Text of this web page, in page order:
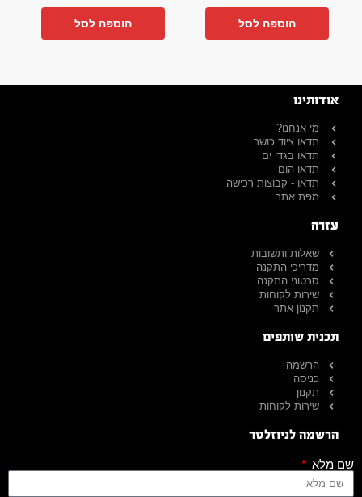
הוספה לסל הוספה לסל
אודותינו
מי אנחנו?
תדאו ציוד כושר
תדאו בגדי ים
תדאו הום
תדאו - קבוצות רכישה
מפת אתר
עזרה
שאלות ותשובות
מדריכי התקנה
סרטוני התקנה
שירות לקוחות
תקנון אתר
תכנית שותפים
הרשמה
כניסה
תקנון
שירות לקוחות
הרשמה לניוזלטר
שם מלא